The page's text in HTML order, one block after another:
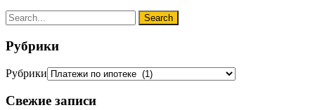
Рубрики
Рубрики
Свежие записи